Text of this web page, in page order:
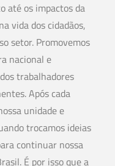
até os impactos da
vida dos cidadãos,
setor. Promovemos
nacional e
trabalhadores
Após cada
unidade e
trocamos ideias
continuar nossa
É por isso que a